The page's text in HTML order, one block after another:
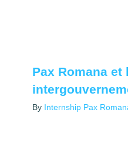
Pax Romana et
By Internship Pax